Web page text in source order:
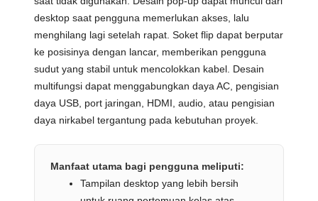
desktop saat pengguna memerlukan akses, lalu
menghilang lagi setelah rapat. Soket flip dapat berputar
ke posisinya dengan lancar, memberikan pengguna
sudut yang stabil untuk mencolokkan kabel. Desain
multifungsi dapat menggabungkan daya AC, pengisian
daya USB, port jaringan, HDMI, audio, atau pengisian
daya nirkabel tergantung pada kebutuhan proyek.
Manfaat utama bagi pengguna meliputi:
Tampilan desktop yang lebih bersih